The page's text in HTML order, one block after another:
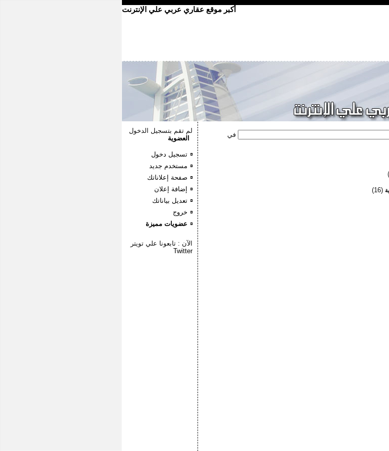
أكبر موقع عقاري عربي علي الإنترنت
لم تقم بتسجيل الدخول
العضوية
تسجيل دخول
مستخدم جديد
صفحة إعلاناتك
إضافة إعلان
تعديل بياناتك
خروج
عضويات مميزة
الآن : تابعونا علي تويتر
Twitter
في
(16)